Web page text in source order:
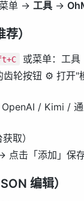
单 → 工具 →
）
或菜单：工
齿轮按钮 ⚙️ 打开
/ Kimi /
取）
点击「添加」保
编辑）